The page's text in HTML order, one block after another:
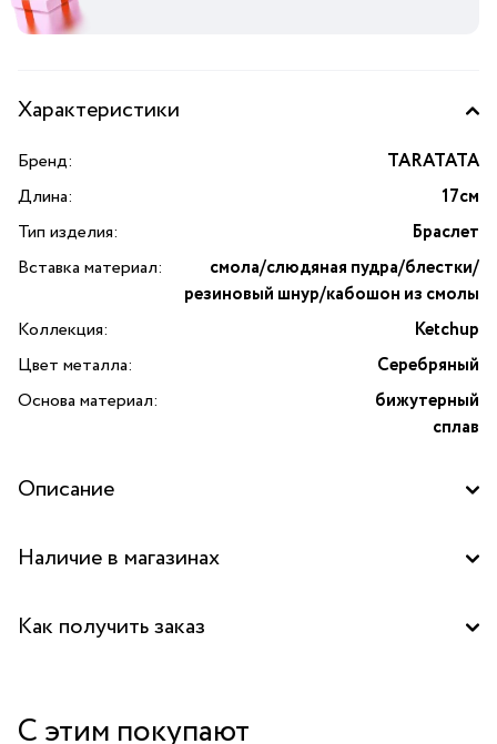
Характеристики
Бренд:
TARATATA
Длина:
17см
Тип изделия:
Браслет
Вставка материал:
смола/слюдяная пудра/блестки/
резиновый шнур/кабошон из смолы
Коллекция:
Ketchup
Цвет металла:
Серебряный
Основа материал:
бижутерный
сплав
Описание
Наличие в магазинах
Бутик "La Nature" в ТД "Дружба", Москва
Как получить заказ
С этим покупают